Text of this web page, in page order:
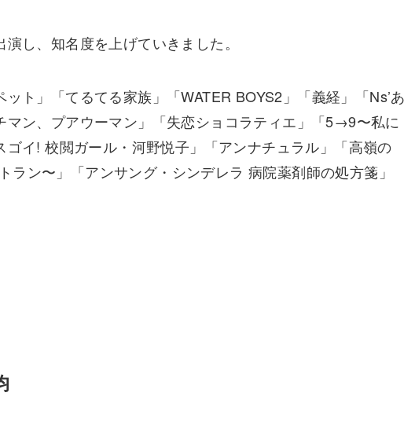
し、知名度を上げていきました。
ト」「てるてる家族」「WATER BOYS2」「義経」「Ns’あ
マン、プアウーマン」「失恋ショコラティエ」「5→9〜私に
イ! 校閲ガール・河野悦子」「アンナチュラル」「高嶺の
ラン〜」「アンサング・シンデレラ 病院薬剤師の処方箋」